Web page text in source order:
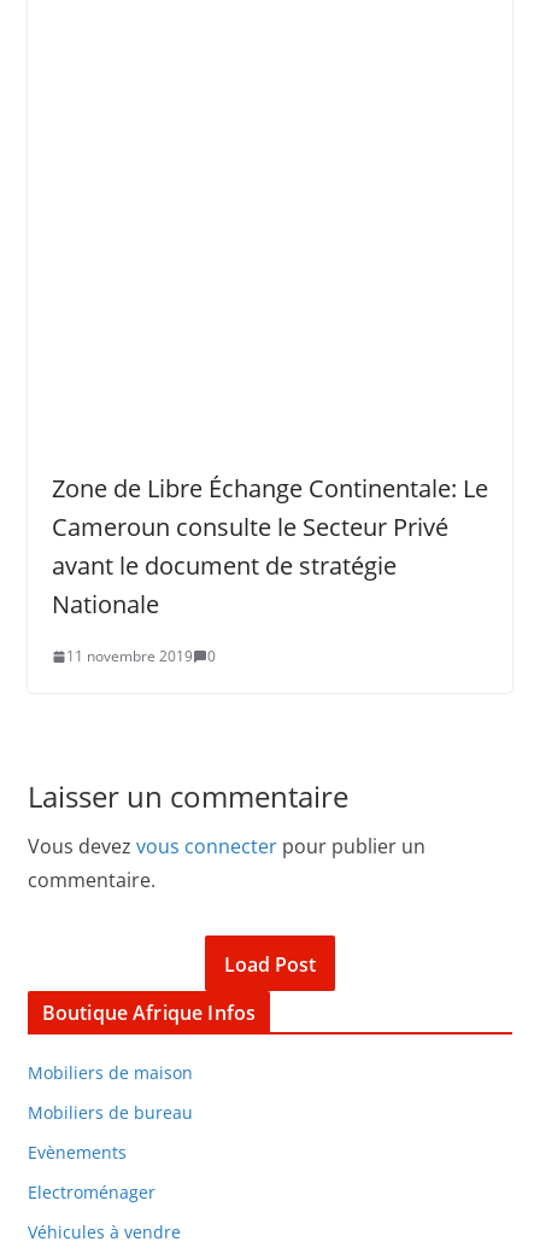
Zone de Libre Échange Continentale: Le
Cameroun consulte le Secteur Privé
avant le document de stratégie
Nationale
11 novembre 2019 0
Laisser un commentaire
Vous devez vous connecterpour publier un
commentaire.
Load Post
Boutique Afrique Infos
Mobiliers de maison
Mobiliers de bureau
Evènements
Electroménager
Véhicules à vendre